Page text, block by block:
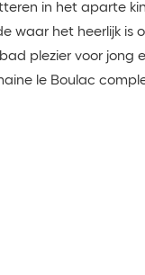
in het aparte
waar het heerlijk is
plezier voor jong
le Boulac